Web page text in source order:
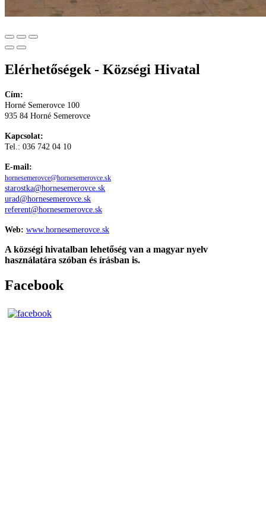
Elérhetőségek - Községi Hivatal
Cím:
Horné Semerovce 100
935 84 Horné Semerovce
Kapcsolat:
Tel.: 036 742 04 10
E-mail:
hornesemerovce@hornesemerovce.sk
starostka@hornesemerovce.sk
urad@hornesemerovce.sk
referent@hornesemerovce.sk
Web: www.hornesemerovce.sk
A községi hivatalban lehetőség van a magyar nyelv
használatára szóban és írásban is.
Facebook